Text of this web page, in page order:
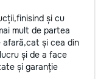
și cu
mult de partea
afară,cat și cea din
și de a face
și garanție